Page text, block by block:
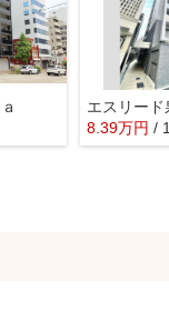
エスリー
8.39万円 /